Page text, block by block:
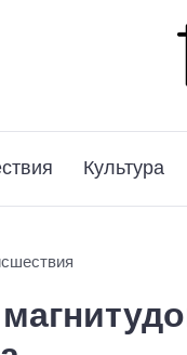
Культура